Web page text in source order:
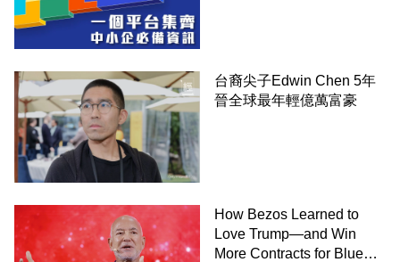
台裔尖子Edwin Chen 5年
晉全球最年輕億萬富豪
How Bezos Learned to
Love Trump—and Win
More Contracts for Blue